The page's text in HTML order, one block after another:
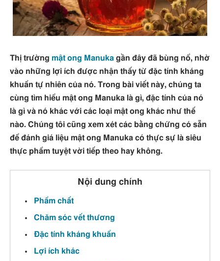
Thị trường mật ong Manuka gần đây đã bùng nổ, nhờ
vào những lợi ích được nhận thấy từ đặc tính kháng
khuẩn tự nhiên của nó. Trong bài viết này, chúng ta
cùng tìm hiểu mật ong Manuka là gì, đặc tính của nó
là gì và nó khác với các loại mật ong khác như thế
nào. Chúng tôi cũng xem xét các bằng chứng có sẵn
để đánh giá liệu mật ong Manuka có thực sự là siêu
thực phẩm tuyệt vời tiếp theo hay không.
Nội dung chính
Phẩm chất
Chăm sóc vết thương
Đặc tính kháng khuẩn
Lợi ích khác